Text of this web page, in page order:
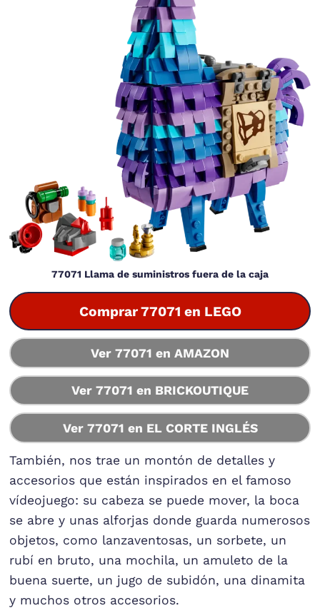
77071 Llama de suministros fuera de la caja
Comprar 77071 en LEGO
Ver 77071 en AMAZON
Ver 77071 en BRICKOUTIQUE
Ver 77071 en EL CORTE INGLÉS
También, nos trae un montón de detalles y
accesorios que están inspirados en el famoso
vídeojuego: su cabeza se puede mover, la boca
se abre y unas alforjas donde guarda numerosos
objetos, como lanzaventosas, un sorbete, un
rubí en bruto, una mochila, un amuleto de la
buena suerte, un jugo de subidón, una dinamita
y muchos otros accesorios.